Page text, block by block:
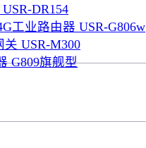
DR154
工业路由器 USR-G806w
USR-M300
G809旗舰型